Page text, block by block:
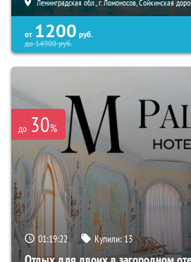
Ленинградская обл., г. Ломоносов, Сойкинская
от 1200 руб.
до14900руб.
до 30%
01:19:21 Купили:13